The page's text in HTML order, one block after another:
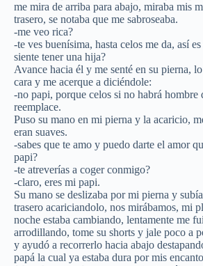
me mira de arriba para abajo, miraba mis
trasero, se notaba que me sabroseaba.
-me veo rica?
-te ves buenísima, hasta celos me da, así
siente tener una hija?
Avance hacia él y me senté en su pierna,
cara y me acerque a diciéndole:
-no papi, porque celos si no habrá hombre
reemplace.
Puso su mano en mi pierna y la acaricio,
eran suaves.
-sabes que te amo y puedo darte el amor
papi?
-te atreverías a coger conmigo?
-claro, eres mi papi.
Su mano se deslizaba por mi pierna y
trasero acariciandolo, nos mirábamos, mi
noche estaba cambiando, lentamente me
arrodillando, tome su shorts y jale poco a
y ayudó a recorrerlo hacia abajo
papá la cual ya estaba dura por mis